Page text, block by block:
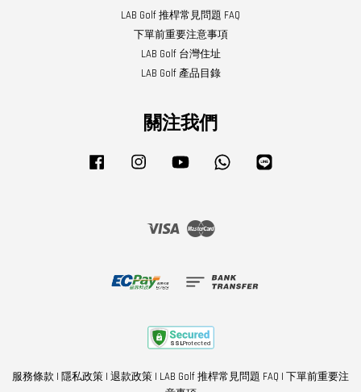
LAB Golf 推桿常見問題 FAQ
下單前重要注意事項
LAB Golf 台灣住址
LAB Golf 產品目錄
關注我們
Facebook Instagram YouTube Whatsapp
Visa Master
服務條款 | 隱私政策 | 退款政策 | LAB Golf 推桿常見問題 FAQ | 下單前重要注